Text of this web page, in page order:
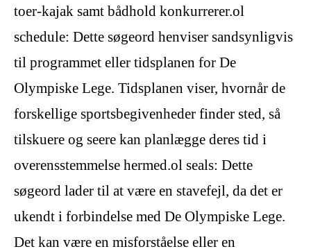
toer-kajak samt bådhold konkurrerer.ol
schedule: Dette søgeord henviser sandsynligvis
til programmet eller tidsplanen for De
Olympiske Lege. Tidsplanen viser, hvornår de
forskellige sportsbegivenheder finder sted, så
tilskuere og seere kan planlægge deres tid i
overensstemmelse hermed.ol seals: Dette
søgeord lader til at være en stavefejl, da det er
ukendt i forbindelse med De Olympiske Lege.
Det kan være en misforståelse eller en